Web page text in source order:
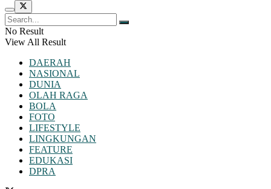
No Result
View All Result
DAERAH
NASIONAL
DUNIA
OLAH RAGA
BOLA
FOTO
LIFESTYLE
LINGKUNGAN
FEATURE
EDUKASI
DPRA